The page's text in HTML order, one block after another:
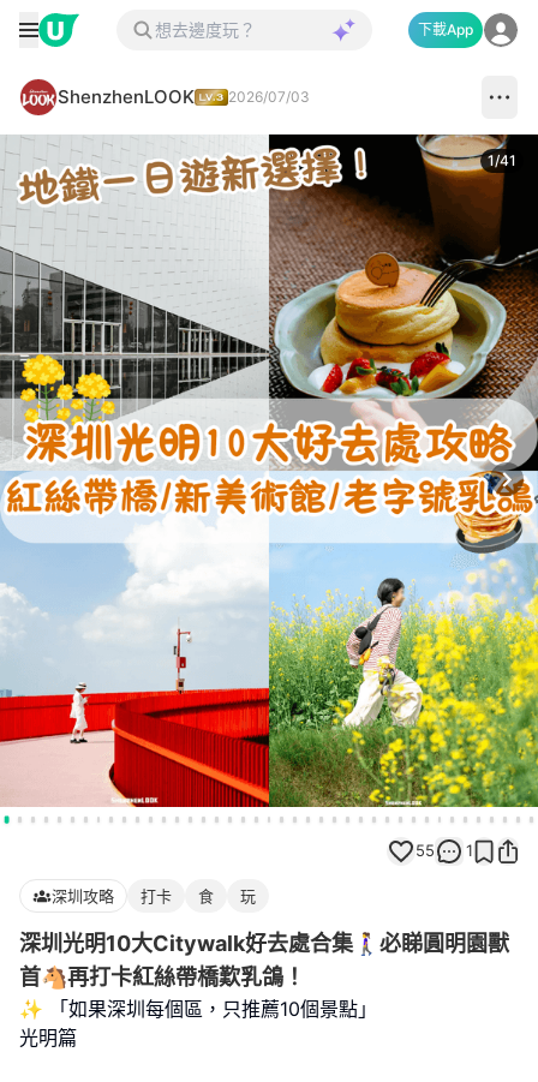
下載App
ShenzhenLOOK 2026/07/03
1/41
55 1
深圳攻略 打卡 食 玩
深圳光明10大Citywalk好去處合集🚶‍♀️必睇圓明園獸
首🐴再打卡紅絲帶橋歎乳鴿！
✨ 「如果深圳每個區，只推薦10個景點」
光明篇